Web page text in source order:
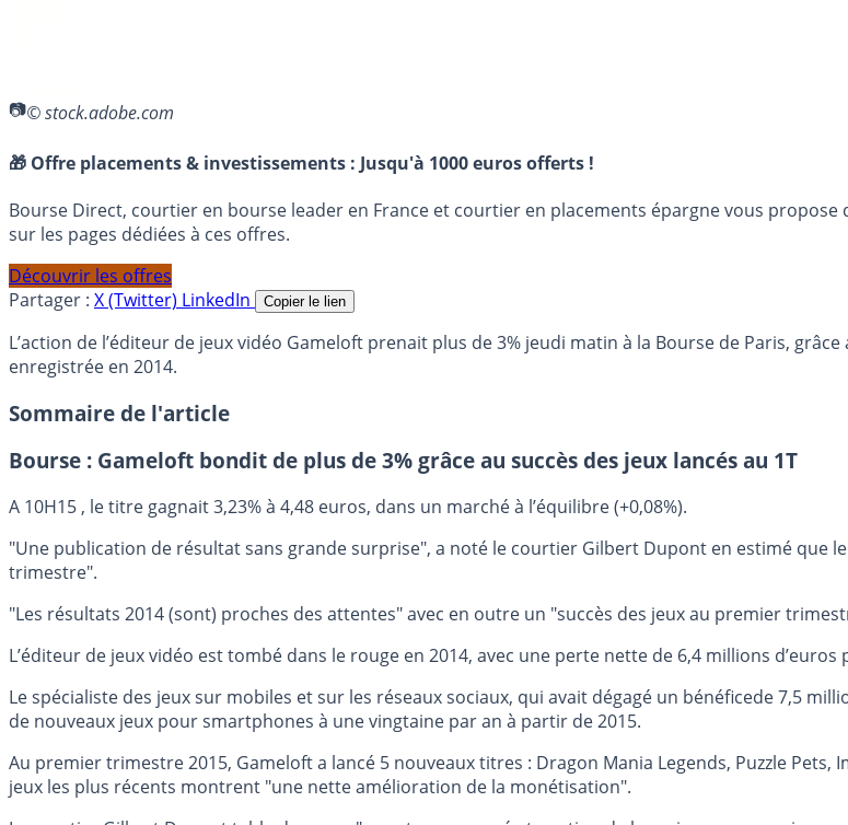
© stock.adobe.com
🎁 Offre placements & investissements : Jusqu'à 1000 euros offerts !
Bourse Direct, courtier en bourse leader en France et courtier en placements épargne vous
sur les pages dédiées à ces offres.
Découvrir les offres
Partager : X (Twitter) LinkedIn Copier le lien
L’action de l’éditeur de jeux vidéo Gameloft prenait plus de 3% jeudi matin à la Bourse de Paris,
enregistrée en 2014.
Sommaire de l'article
Bourse : Gameloft bondit de plus de 3% grâce au succès des jeux lancés au 1T
A 10H15 , le titre gagnait 3,23% à 4,48 euros, dans un marché à l’équilibre (+0,08%).
"Une publication de résultat sans grande surprise", a noté le courtier Gilbert Dupont en estimé que
trimestre".
"Les résultats 2014 (sont) proches des attentes" avec en outre un "succès des jeux au premier
L’éditeur de jeux vidéo est tombé dans le rouge en 2014, avec une perte nette de 6,4 millions
Le spécialiste des jeux sur mobiles et sur les réseaux sociaux, qui avait dégagé un bénéficede 7,5
de nouveaux jeux pour smartphones à une vingtaine par an à partir de 2015.
Au premier trimestre 2015, Gameloft a lancé 5 nouveaux titres : Dragon Mania Legends, Puzzle
jeux les plus récents montrent "une nette amélioration de la monétisation".